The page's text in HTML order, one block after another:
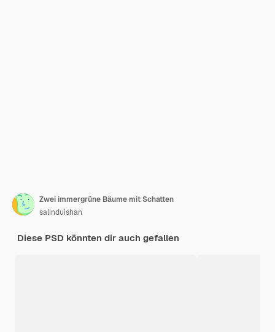
Zwei immergrüne Bäume mit Schatten
salinduishan
Diese PSD könnten dir auch gefallen